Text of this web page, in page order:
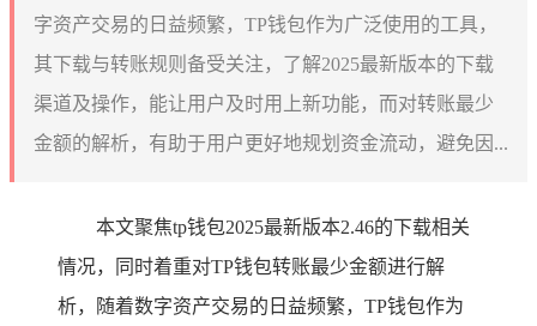
字资产交易的日益频繁，TP钱包作为广泛使用的工具，
其下载与转账规则备受关注，了解2025最新版本的下载
渠道及操作，能让用户及时用上新功能，而对转账最少
金额的解析，有助于用户更好地规划资金流动，避免因...
本文聚焦tp钱包2025最新版本2.46的下载相关
情况，同时着重对TP钱包转账最少金额进行解
析，随着数字资产交易的日益频繁，TP钱包作为